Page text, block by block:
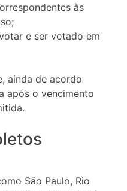
às
e ser votado em
ainda de acordo
após o vencimento
São Paulo, Rio